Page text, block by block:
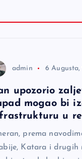
admin 6 Augusta,
upozorio
mogao bi
u
prema
Katara i drugih